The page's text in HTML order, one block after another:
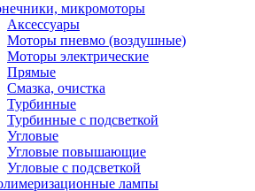
микромоторы
Аксессуары
Моторы пневмо (воздушные)
Моторы электрические
Прямые
Смазка, очистка
Турбинные
Турбинные с подсветкой
Угловые
Угловые повышающие
Угловые с подсветкой